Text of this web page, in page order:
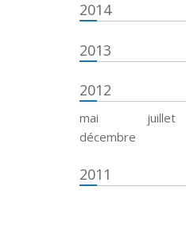
2014
2013
2012
mai juillet
décembre
2011